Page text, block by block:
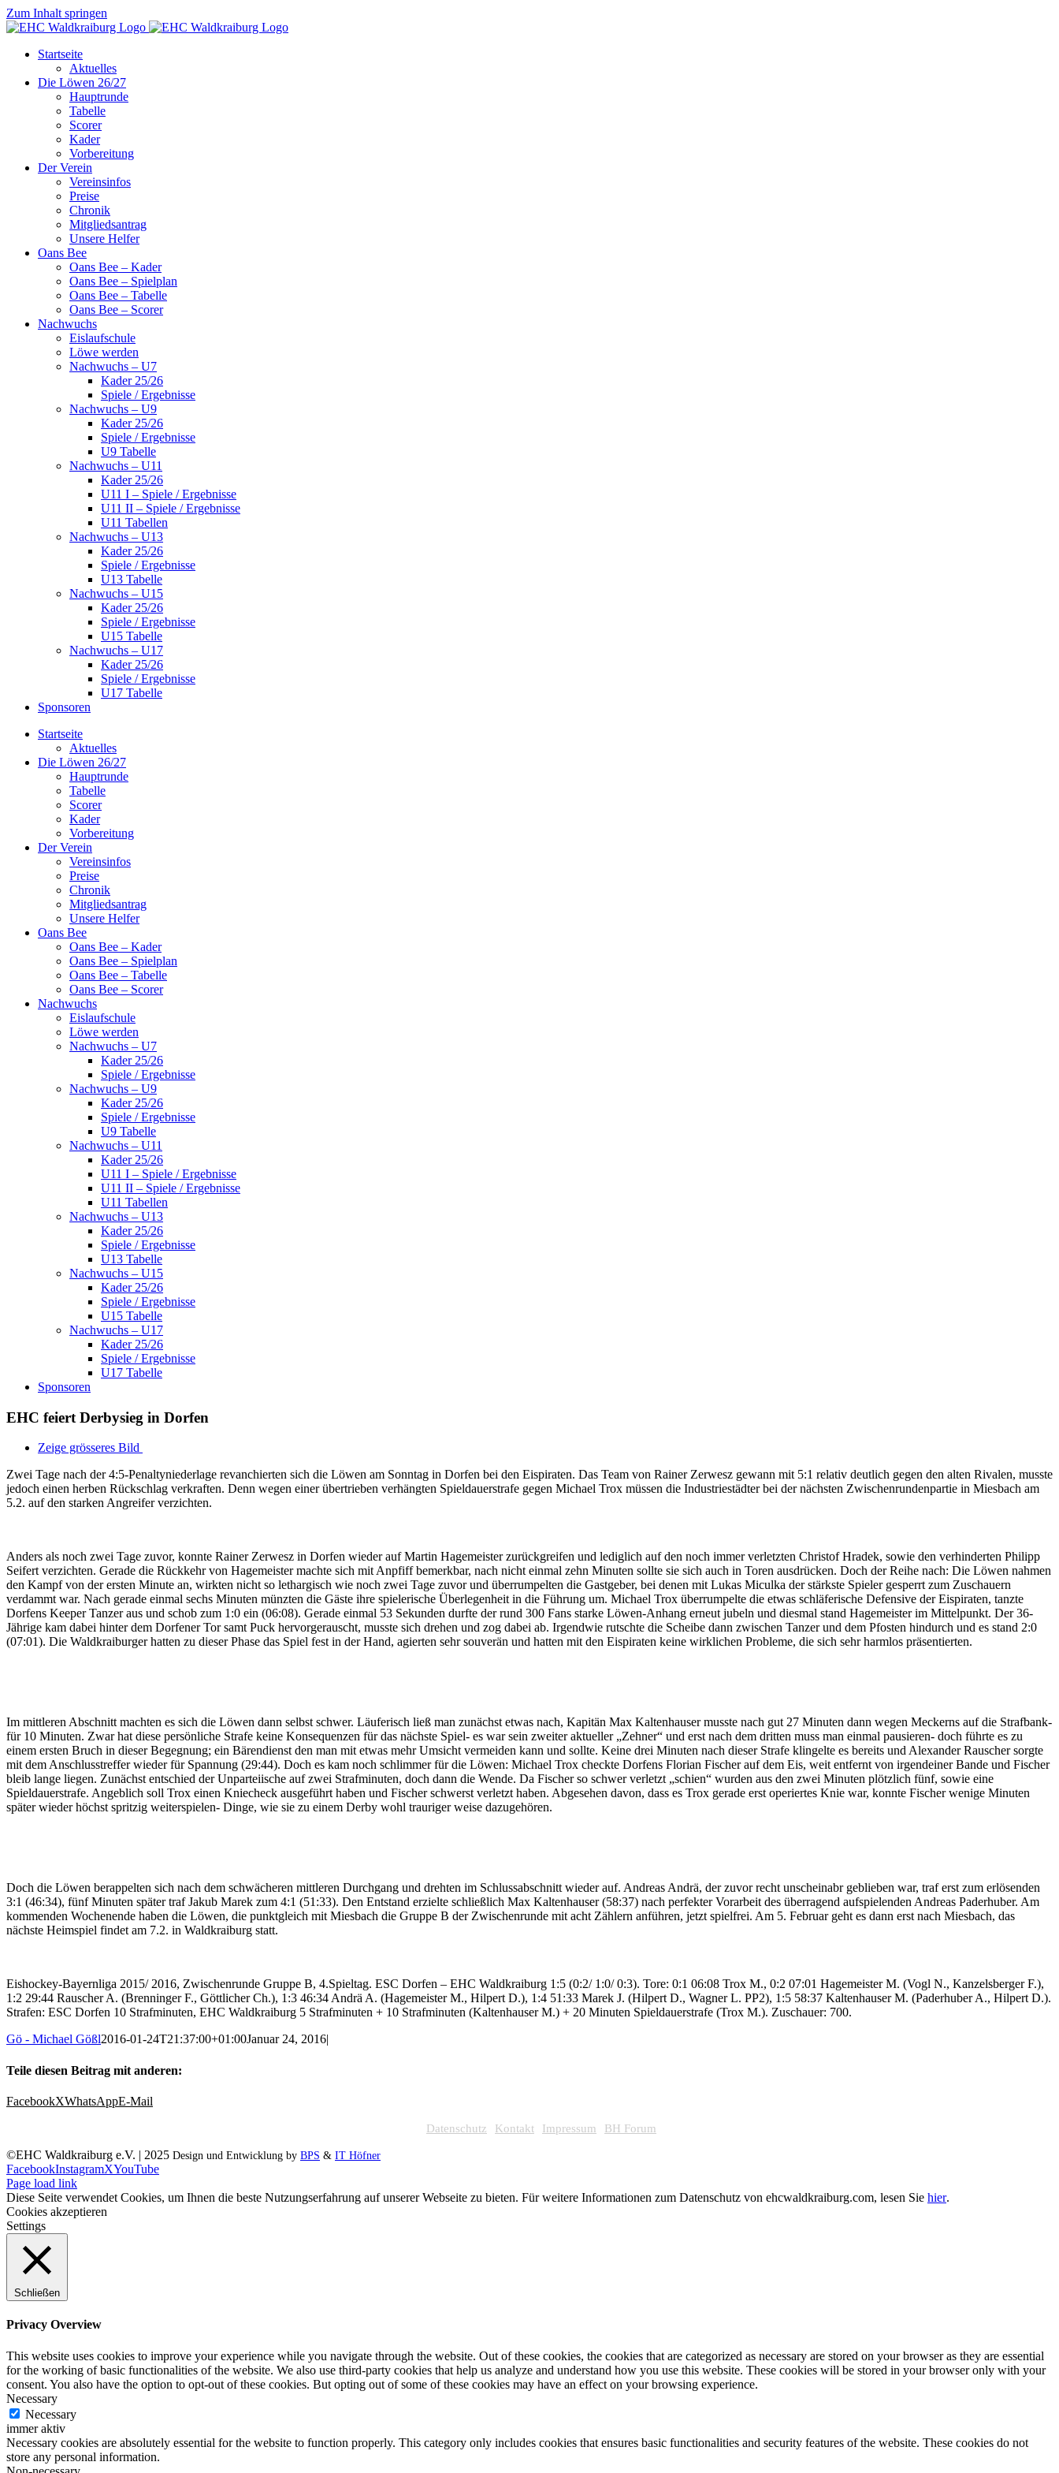
Zum Inhalt springen
Startseite
Aktuelles
Die Löwen 26/27
Hauptrunde
Tabelle
Scorer
Kader
Vorbereitung
Der Verein
Vereinsinfos
Preise
Chronik
Mitgliedsantrag
Unsere Helfer
Oans Bee
Oans Bee – Kader
Oans Bee – Spielplan
Oans Bee – Tabelle
Oans Bee – Scorer
Nachwuchs
Eislaufschule
Löwe werden
Nachwuchs – U7
Kader 25/26
Spiele / Ergebnisse
Nachwuchs – U9
Kader 25/26
Spiele / Ergebnisse
U9 Tabelle
Nachwuchs – U11
Kader 25/26
U11 I – Spiele / Ergebnisse
U11 II – Spiele / Ergebnisse
U11 Tabellen
Nachwuchs – U13
Kader 25/26
Spiele / Ergebnisse
U13 Tabelle
Nachwuchs – U15
Kader 25/26
Spiele / Ergebnisse
U15 Tabelle
Nachwuchs – U17
Kader 25/26
Spiele / Ergebnisse
U17 Tabelle
Sponsoren
Startseite
Aktuelles
Die Löwen 26/27
Hauptrunde
Tabelle
Scorer
Kader
Vorbereitung
Der Verein
Vereinsinfos
Preise
Chronik
Mitgliedsantrag
Unsere Helfer
Oans Bee
Oans Bee – Kader
Oans Bee – Spielplan
Oans Bee – Tabelle
Oans Bee – Scorer
Nachwuchs
Eislaufschule
Löwe werden
Nachwuchs – U7
Kader 25/26
Spiele / Ergebnisse
Nachwuchs – U9
Kader 25/26
Spiele / Ergebnisse
U9 Tabelle
Nachwuchs – U11
Kader 25/26
U11 I – Spiele / Ergebnisse
U11 II – Spiele / Ergebnisse
U11 Tabellen
Nachwuchs – U13
Kader 25/26
Spiele / Ergebnisse
U13 Tabelle
Nachwuchs – U15
Kader 25/26
Spiele / Ergebnisse
U15 Tabelle
Nachwuchs – U17
Kader 25/26
Spiele / Ergebnisse
U17 Tabelle
Sponsoren
EHC feiert Derbysieg in Dorfen
Zeige grösseres Bild
Zwei Tage nach der 4:5-Penaltyniederlage revanchierten sich die Löwen am Sonntag in Dorfen bei den Eispiraten. Das Team von Rainer Zerwesz gewann mit 5:1 relativ deutlich gegen den alten Rivalen, musste
jedoch einen herben Rückschlag verkraften. Denn wegen einer übertrieben verhängten Spieldauerstrafe gegen Michael Trox müssen die Industriestädter bei der nächsten Zwischenrundenpartie in Miesbach am
5.2. auf den starken Angreifer verzichten.
Anders als noch zwei Tage zuvor, konnte Rainer Zerwesz in Dorfen wieder auf Martin Hagemeister zurückgreifen und lediglich auf den noch immer verletzten Christof Hradek, sowie den verhinderten Philipp
Seifert verzichten. Gerade die Rückkehr von Hagemeister machte sich mit Anpfiff bemerkbar, nach nicht einmal zehn Minuten sollte sie sich auch in Toren ausdrücken. Doch der Reihe nach: Die Löwen nahmen
den Kampf von der ersten Minute an, wirkten nicht so lethargisch wie noch zwei Tage zuvor und überrumpelten die Gastgeber, bei denen mit Lukas Miculka der stärkste Spieler gesperrt zum Zuschauern
verdammt war. Nach gerade einmal sechs Minuten münzten die Gäste ihre spielerische Überlegenheit in die Führung um. Michael Trox überrumpelte die etwas schläferische Defensive der Eispiraten, tanzte
Dorfens Keeper Tanzer aus und schob zum 1:0 ein (06:08). Gerade einmal 53 Sekunden durfte der rund 300 Fans starke Löwen-Anhang erneut jubeln und diesmal stand Hagemeister im Mittelpunkt. Der 36-
Jährige kam dabei hinter dem Dorfener Tor samt Puck hervorgerauscht, musste sich drehen und zog dabei ab. Irgendwie rutschte die Scheibe dann zwischen Tanzer und dem Pfosten hindurch und es stand 2:0
(07:01). Die Waldkraiburger hatten zu dieser Phase das Spiel fest in der Hand, agierten sehr souverän und hatten mit den Eispiraten keine wirklichen Probleme, die sich sehr harmlos präsentierten.
Im mittleren Abschnitt machten es sich die Löwen dann selbst schwer. Läuferisch ließ man zunächst etwas nach, Kapitän Max Kaltenhauser musste nach gut 27 Minuten dann wegen Meckerns auf die Strafbank-
für 10 Minuten. Zwar hat diese persönliche Strafe keine Konsequenzen für das nächste Spiel- es war sein zweiter aktueller „Zehner“ und erst nach dem dritten muss man einmal pausieren- doch führte es zu
einem ersten Bruch in dieser Begegnung; ein Bärendienst den man mit etwas mehr Umsicht vermeiden kann und sollte. Keine drei Minuten nach dieser Strafe klingelte es bereits und Alexander Rauscher sorgte
mit dem Anschlusstreffer wieder für Spannung (29:44). Doch es kam noch schlimmer für die Löwen: Michael Trox checkte Dorfens Florian Fischer auf dem Eis, weit entfernt von irgendeiner Bande und Fischer
bleib lange liegen. Zunächst entschied der Unparteiische auf zwei Strafminuten, doch dann die Wende. Da Fischer so schwer verletzt „schien“ wurden aus den zwei Minuten plötzlich fünf, sowie eine
Spieldauerstrafe. Angeblich soll Trox einen Kniecheck ausgeführt haben und Fischer schwerst verletzt haben. Abgesehen davon, dass es Trox gerade erst operiertes Knie war, konnte Fischer wenige Minuten
später wieder höchst spritzig weiterspielen- Dinge, wie sie zu einem Derby wohl trauriger weise dazugehören.
Doch die Löwen berappelten sich nach dem schwächeren mittleren Durchgang und drehten im Schlussabschnitt wieder auf. Andreas Andrä, der zuvor recht unscheinabr geblieben war, traf erst zum erlösenden
3:1 (46:34), fünf Minuten später traf Jakub Marek zum 4:1 (51:33). Den Entstand erzielte schließlich Max Kaltenhauser (58:37) nach perfekter Vorarbeit des überragend aufspielenden Andreas Paderhuber. Am
kommenden Wochenende haben die Löwen, die punktgleich mit Miesbach die Gruppe B der Zwischenrunde mit acht Zählern anführen, jetzt spielfrei. Am 5. Februar geht es dann erst nach Miesbach, das
nächste Heimspiel findet am 7.2. in Waldkraiburg statt.
Eishockey-Bayernliga 2015/ 2016, Zwischenrunde Gruppe B, 4.Spieltag. ESC Dorfen – EHC Waldkraiburg 1:5 (0:2/ 1:0/ 0:3). Tore: 0:1 06:08 Trox M., 0:2 07:01 Hagemeister M. (Vogl N., Kanzelsberger F.),
1:2 29:44 Rauscher A. (Brenninger F., Göttlicher Ch.), 1:3 46:34 Andrä A. (Hagemeister M., Hilpert D.), 1:4 51:33 Marek J. (Hilpert D., Wagner L. PP2), 1:5 58:37 Kaltenhauser M. (Paderhuber A., Hilpert D.).
Strafen: ESC Dorfen 10 Strafminuten, EHC Waldkraiburg 5 Strafminuten + 10 Strafminuten (Kaltenhauser M.) + 20 Minuten Spieldauerstrafe (Trox M.). Zuschauer: 700.
Gö - Michael Gößl2016-01-24T21:37:00+01:00Januar 24, 2016|
Teile diesen Beitrag mit anderen:
FacebookXWhatsAppE-Mail
Datenschutz Kontakt Impressum BH Forum
©EHC Waldkraiburg e.V. | 2025 Design und Entwicklung by BPS & IT Höfner
FacebookInstagramXYouTube
Page load link
Diese Seite verwendet Cookies, um Ihnen die beste Nutzungserfahrung auf unserer Webseite zu bieten. Für weitere Informationen zum Datenschutz von ehcwaldkraiburg.com, lesen Sie hier.
Cookies akzeptieren
Settings
Schließen
Privacy Overview
This website uses cookies to improve your experience while you navigate through the website. Out of these cookies, the cookies that are categorized as necessary are stored on your browser as they are essential
for the working of basic functionalities of the website. We also use third-party cookies that help us analyze and understand how you use this website. These cookies will be stored in your browser only with your
consent. You also have the option to opt-out of these cookies. But opting out of some of these cookies may have an effect on your browsing experience.
Necessary
Necessary
immer aktiv
Necessary cookies are absolutely essential for the website to function properly. This category only includes cookies that ensures basic functionalities and security features of the website. These cookies do not
store any personal information.